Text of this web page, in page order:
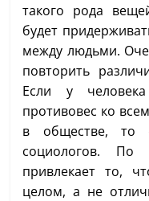
такого рода
будет
между людьми.
повторить
Если у
противовес ко
в обществе, то
социологов. По
привлекает то,
целом, а не